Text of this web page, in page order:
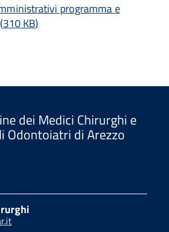
programma e
(310 KB)
dei Medici Chirurghi e
Odontoiatri di Arezzo